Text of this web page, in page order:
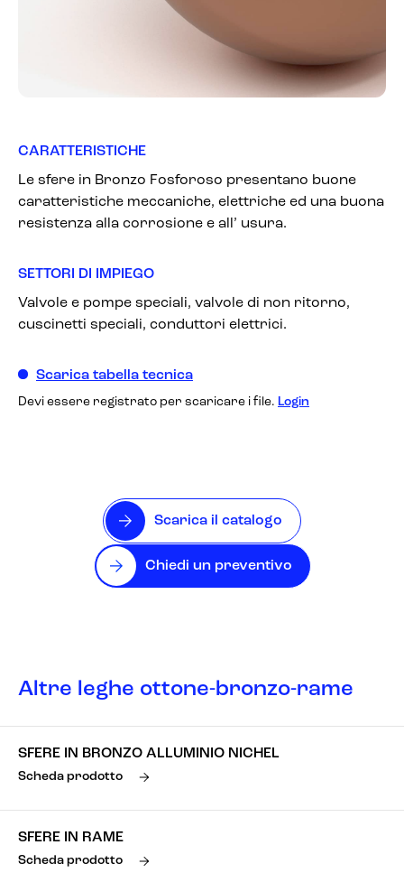
CARATTERISTICHE
Le sfere in Bronzo Fosforoso presentano buone
caratteristiche meccaniche, elettriche ed una buona
resistenza alla corrosione e all’ usura.
SETTORI DI IMPIEGO
Valvole e pompe speciali, valvole di non ritorno,
cuscinetti speciali, conduttori elettrici.
Scarica tabella tecnica
Devi essere registrato per scaricare i file. Login
Scarica il catalogo
Chiedi un preventivo
Altre leghe ottone-bronzo-rame
SFERE IN BRONZO ALLUMINIO NICHEL
Scheda prodotto
SFERE IN RAME
Scheda prodotto